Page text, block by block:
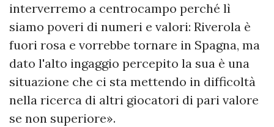
interverremo a centrocampo perché lì
siamo poveri di numeri e valori: Riverola è
fuori rosa e vorrebbe tornare in Spagna, ma
dato l'alto ingaggio percepito la sua è una
situazione che ci sta mettendo in difficoltà
nella ricerca di altri giocatori di pari valore
se non superiore».